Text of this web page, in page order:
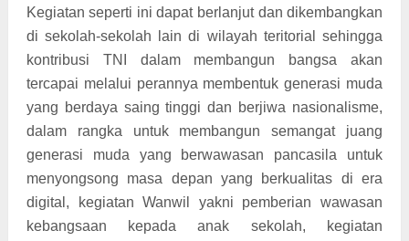
Kegiatan seperti ini dapat berlanjut dan dikembangkan
di sekolah-sekolah lain di wilayah teritorial sehingga
kontribusi TNI dalam membangun bangsa akan
tercapai melalui perannya membentuk generasi muda
yang berdaya saing tinggi dan berjiwa nasionalisme,
dalam rangka untuk membangun semangat juang
generasi muda yang berwawasan pancasila untuk
menyongsong masa depan yang berkualitas di era
digital, kegiatan Wanwil yakni pemberian wawasan
kebangsaan kepada anak sekolah, kegiatan